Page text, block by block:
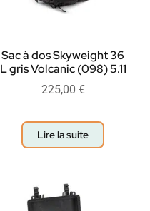
Sac à dos Skyweight 36
L gris Volcanic (098) 5.11
225,00 €
Lire la suite